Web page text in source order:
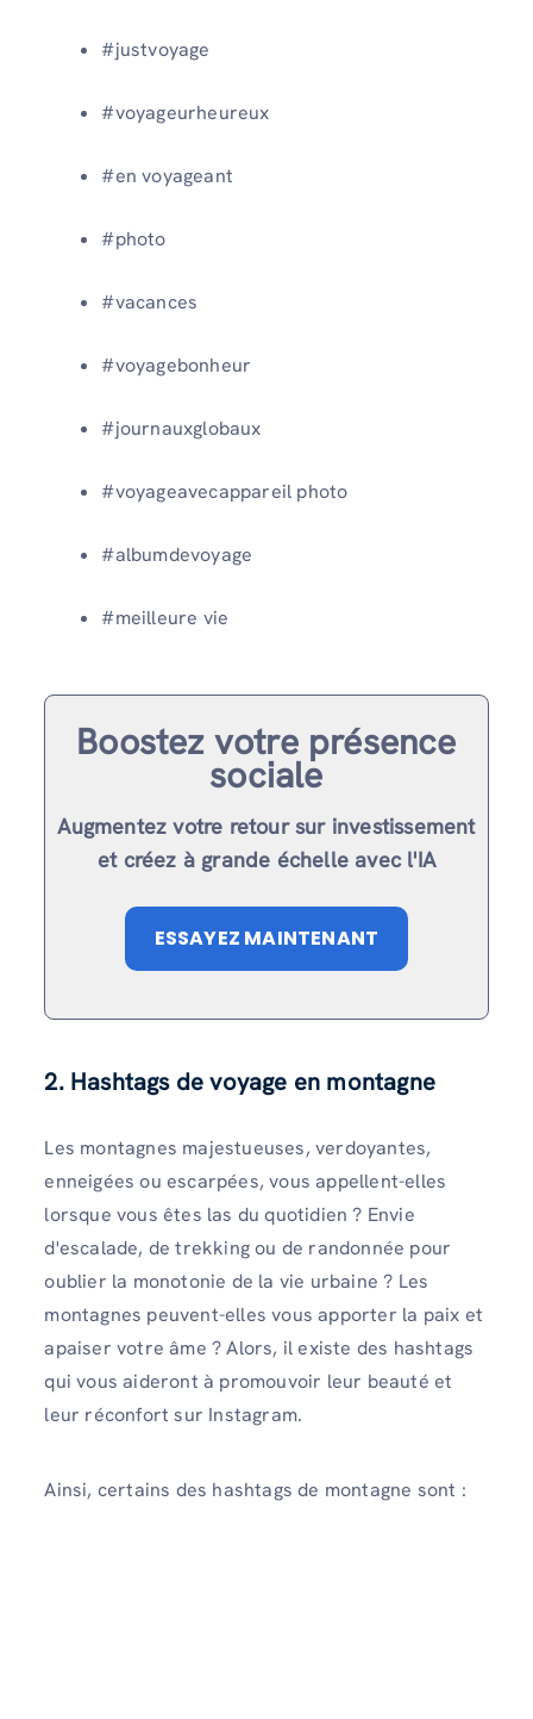
#justvoyage
#voyageurheureux
#en voyageant
#photo
#vacances
#voyagebonheur
#journauxglobaux
#voyageavecappareil photo
#albumdevoyage
#meilleure vie
Boostez votre présence
sociale
Augmentez votre retour sur investissement
et créez à grande échelle avec l'IA
ESSAYEZ MAINTENANT
2. Hashtags de voyage en montagne
Les montagnes majestueuses, verdoyantes,
enneigées ou escarpées, vous appellent-elles
lorsque vous êtes las du quotidien ? Envie
d'escalade, de trekking ou de randonnée pour
oublier la monotonie de la vie urbaine ? Les
montagnes peuvent-elles vous apporter la paix et
apaiser votre âme ? Alors, il existe des hashtags
qui vous aideront à promouvoir leur beauté et
leur réconfort sur Instagram.
Ainsi, certains des hashtags de montagne sont :